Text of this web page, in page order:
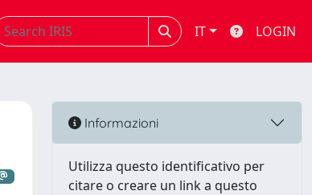
IT LOGIN
Informazioni
Utilizza questo identificativo per
citare o creare un link a questo